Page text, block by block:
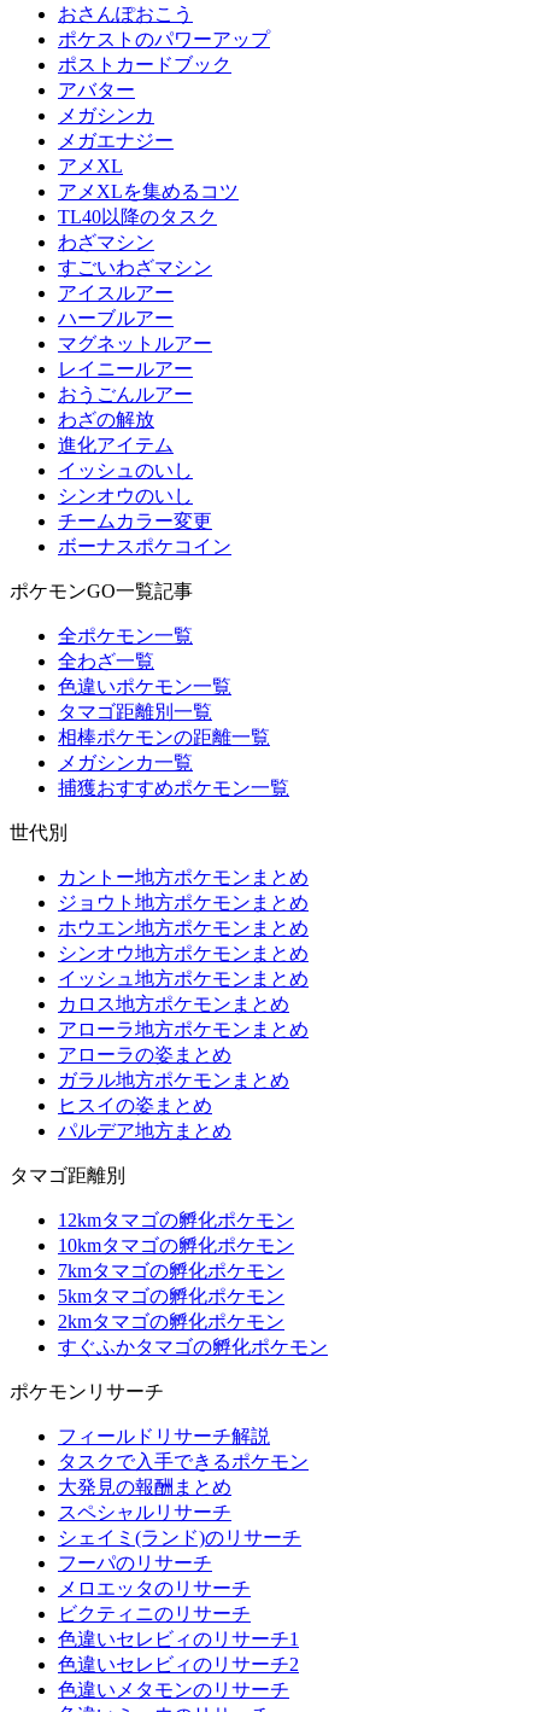
おさんぽおこう
ポケストのパワーアップ
ポストカードブック
アバター
メガシンカ
メガエナジー
アメXL
アメXLを集めるコツ
TL40以降のタスク
わざマシン
すごいわざマシン
アイスルアー
ハーブルアー
マグネットルアー
レイニールアー
おうごんルアー
わざの解放
進化アイテム
イッシュのいし
シンオウのいし
チームカラー変更
ボーナスポケコイン
ポケモンGO一覧記事
全ポケモン一覧
全わざ一覧
色違いポケモン一覧
タマゴ距離別一覧
相棒ポケモンの距離一覧
メガシンカ一覧
捕獲おすすめポケモン一覧
世代別
カントー地方ポケモンまとめ
ジョウト地方ポケモンまとめ
ホウエン地方ポケモンまとめ
シンオウ地方ポケモンまとめ
イッシュ地方ポケモンまとめ
カロス地方ポケモンまとめ
アローラ地方ポケモンまとめ
アローラの姿まとめ
ガラル地方ポケモンまとめ
ヒスイの姿まとめ
パルデア地方まとめ
タマゴ距離別
12kmタマゴの孵化ポケモン
10kmタマゴの孵化ポケモン
7kmタマゴの孵化ポケモン
5kmタマゴの孵化ポケモン
2kmタマゴの孵化ポケモン
すぐふかタマゴの孵化ポケモン
ポケモンリサーチ
フィールドリサーチ解説
タスクで入手できるポケモン
大発見の報酬まとめ
スペシャルリサーチ
シェイミ(ランド)のリサーチ
フーパのリサーチ
メロエッタのリサーチ
ビクティニのリサーチ
色違いセレビィのリサーチ1
色違いセレビィのリサーチ2
色違いメタモンのリサーチ